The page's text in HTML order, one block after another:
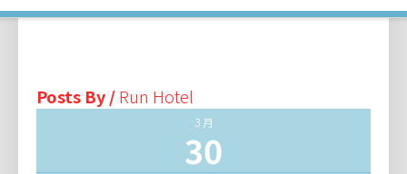
Posts By /Run Hotel
3 月
30